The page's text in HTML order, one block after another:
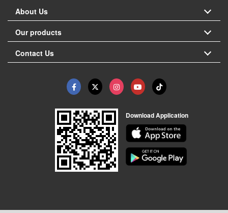
About Us
Our products
Contact Us
Download Application